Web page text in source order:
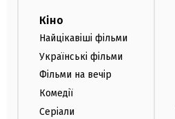
Кіно
Найцікавіші фільми
Українські фільми
Фільми на вечір
Комедії
Серіали